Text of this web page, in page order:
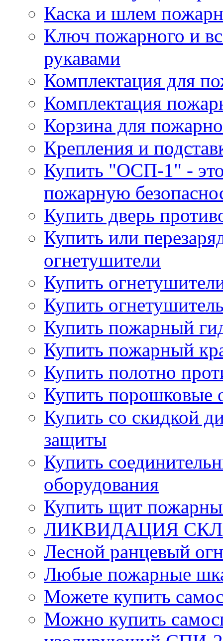
Каска и шлем
Ключ пожарного и
рукавами
Комплектация для
Комплектация
Корзина для
Крепления и
Купить "ОСП-1" - это
пожарную
Купить дверь
Купить или
огнетушители
Купить
Купить
Купить пожарный
Купить пожарный
Купить полотно
Купить порошковые
Купить со скидкой
защиты
Купить
оборудования
Купить щит
ЛИКВИДАЦИЯ
Лесной ранцевый
Любые пожарные
Можете купить
Можно купить